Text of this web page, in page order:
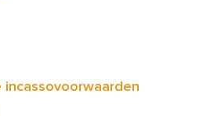
incassovoorwaarden